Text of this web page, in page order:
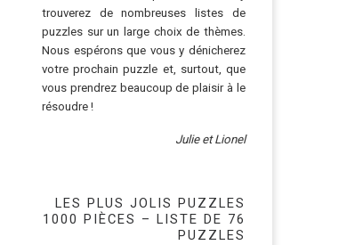
trouverez de nombreuses listes de
puzzles sur un large choix de thèmes.
Nous espérons que vous y dénicherez
votre prochain puzzle et, surtout, que
vous prendrez beaucoup de plaisir à le
résoudre !
Julie et Lionel
LES PLUS JOLIS PUZZLES
1000 PIÈCES – LISTE DE 76
PUZZLES